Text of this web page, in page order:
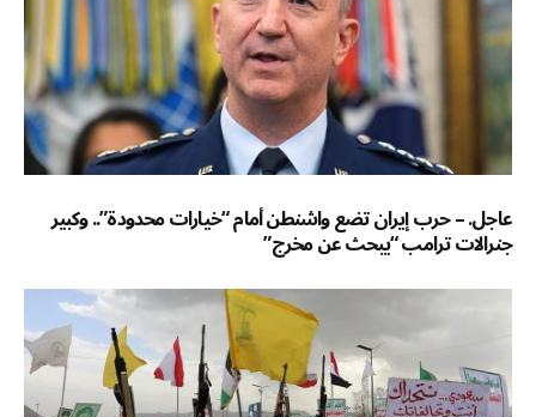
عاجل. – حرب إيران تضع واشنطن أمام “خيارات محدودة”.. وكبير
جنرالات ترامب “يبحث عن مخرج”